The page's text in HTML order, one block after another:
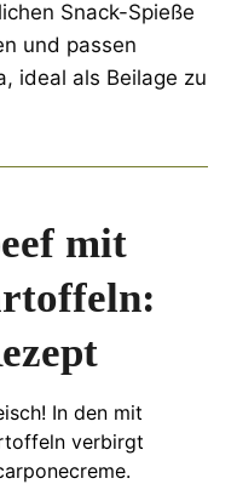
Snack-Spieße
und passen
ideal als Beilage zu
mit
In den mit
verbirgt